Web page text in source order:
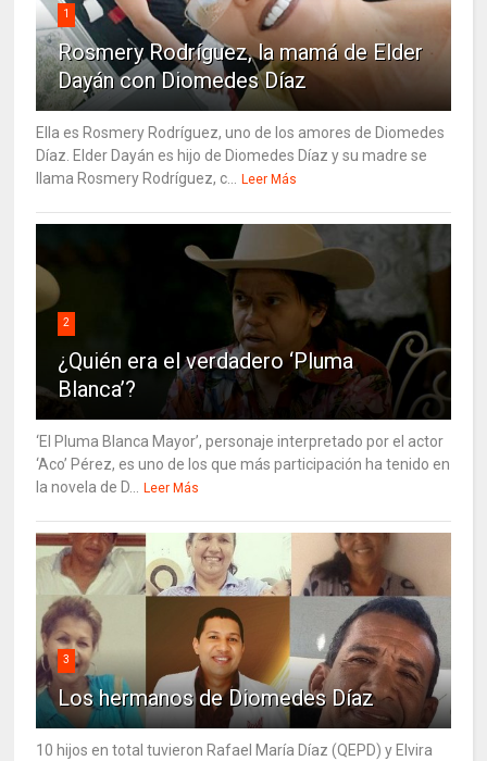
1
Rosmery Rodríguez, la mamá de Elder
Dayán con Diomedes Díaz
Ella es Rosmery Rodríguez, uno de los amores de Diomedes
Díaz. Elder Dayán es hijo de Diomedes Díaz y su madre se
llama Rosmery Rodríguez, c... Leer Más
2
¿Quién era el verdadero ‘Pluma
Blanca’?
‘El Pluma Blanca Mayor’, personaje interpretado por el actor
‘Aco’ Pérez, es uno de los que más participación ha tenido en
la novela de D... Leer Más
3
Los hermanos de Diomedes Díaz
10 hijos en total tuvieron Rafael María Díaz (QEPD) y Elvira